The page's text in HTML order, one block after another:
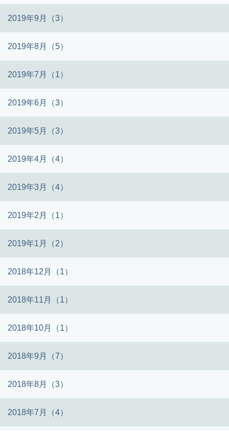
2019年9月（3）
2019年8月（5）
2019年7月（1）
2019年6月（3）
2019年5月（3）
2019年4月（4）
2019年3月（4）
2019年2月（1）
2019年1月（2）
2018年12月（1）
2018年11月（1）
2018年10月（1）
2018年9月（7）
2018年8月（3）
2018年7月（4）